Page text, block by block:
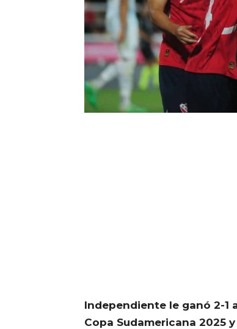
Independiente le ganó 2-1
Copa Sudamericana 2025